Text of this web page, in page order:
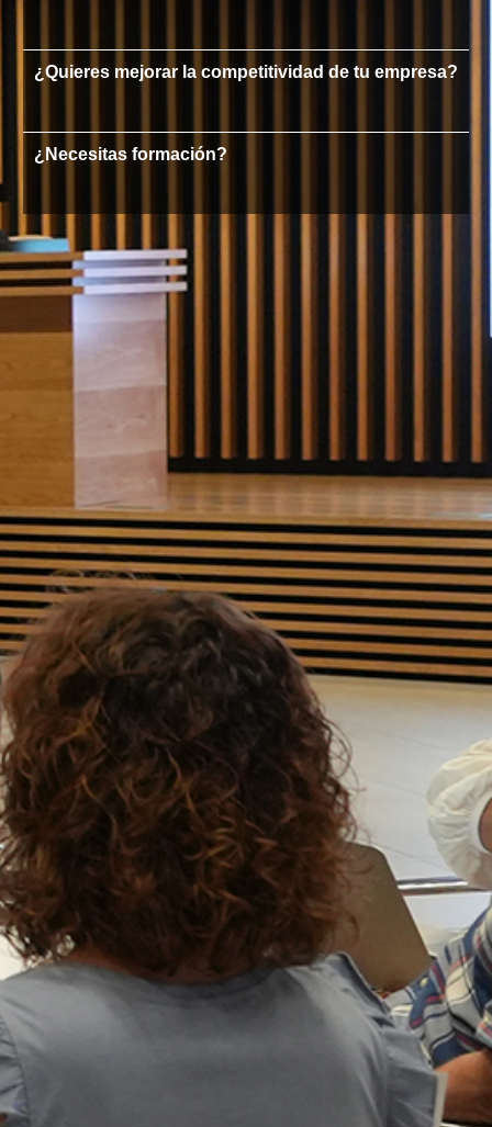
¿Quieres mejorar la competitividad de tu empresa?
¿Necesitas formación?